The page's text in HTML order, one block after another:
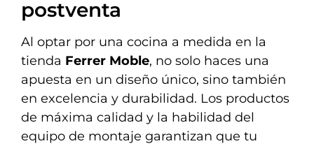
postventa
Al optar por una cocina a medida en la
tienda Ferrer Moble, no solo haces una
apuesta en un diseño único, sino también
en excelencia y durabilidad. Los productos
de máxima calidad y la habilidad del
equipo de montaje garantizan que tu